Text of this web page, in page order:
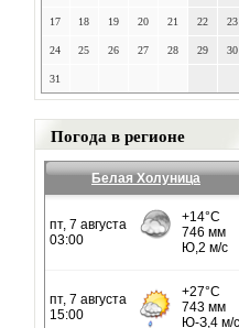
17 18 19 20 21 22 23
24 25 26 27 28 29 30
31
Погода в регионе
Белая Холуница